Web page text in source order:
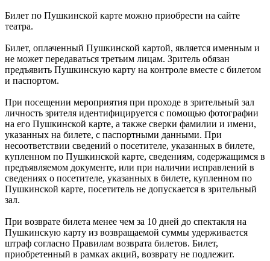
Билет по Пушкинской карте можно приобрести на сайте
театра.
Билет, оплаченный Пушкинской картой, является именным и
не может передаваться третьим лицам. Зритель обязан
предъявить Пушкинскую карту на контроле вместе с билетом
и паспортом.
При посещении мероприятия при проходе в зрительный зал
личность зрителя идентифицируется с помощью фотографии
на его Пушкинской карте, а также сверки фамилии и имени,
указанных на билете, с паспортными данными. При
несоответствии сведений о посетителе, указанных в билете,
купленном по Пушкинской карте, сведениям, содержащимся в
предъявляемом документе, или при наличии исправлений в
сведениях о посетителе, указанных в билете, купленном по
Пушкинской карте, посетитель не допускается в зрительный
зал.
При возврате билета менее чем за 10 дней до спектакля на
Пушкинскую карту из возвращаемой суммы удерживается
штраф согласно Правилам возврата билетов. Билет,
приобретенный в рамках акций, возврату не подлежит.